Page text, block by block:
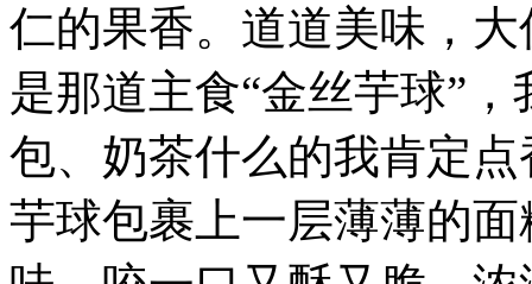
仁的果香。道道美味，
是那道主食“金丝芋球”
包、奶茶什么的我肯定
芋球包裹上一层薄薄的